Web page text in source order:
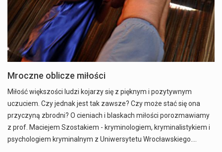
Mroczne oblicze miłości
Miłość większości ludzi kojarzy się z pięknym i pozytywnym
uczuciem. Czy jednak jest tak zawsze? Czy może stać się ona
przyczyną zbrodni? O cieniach i blaskach miłości porozmawiamy
z prof. Maciejem Szostakiem - kryminologiem, kryminalistykiem i
psychologiem kryminalnym z Uniwersytetu Wrocławskiego.…